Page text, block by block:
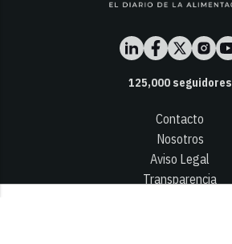
125,000seguidores
Contacto
Nosotros
Aviso Legal
Transparencia